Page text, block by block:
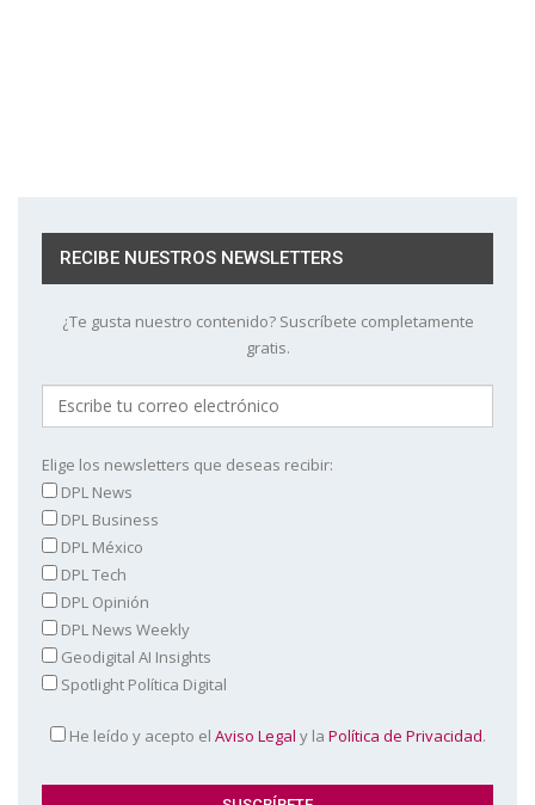
RECIBE NUESTROS NEWSLETTERS
¿Te gusta nuestro contenido? Suscríbete completamente
gratis.
Elige los newsletters que deseas recibir:
DPL News
DPL Business
DPL México
DPL Tech
DPL Opinión
DPL News Weekly
Geodigital AI Insights
Spotlight Política Digital
He leído y acepto el Aviso Legal y la Política de Privacidad.